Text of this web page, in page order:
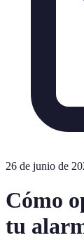
26 de junio de
Cómo
tu